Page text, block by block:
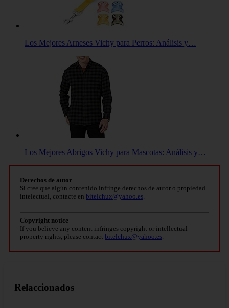
Los Mejores Arneses Vichy para Perros: Análisis y…
Los Mejores Abrigos Vichy para Mascotas: Análisis y…
Derechos de autor
Si cree que algún contenido infringe derechos de autor o propiedad
intelectual, contacte en bitelchux@yahoo.es.
Copyright notice
If you believe any content infringes copyright or intellectual
property rights, please contact bitelchux@yahoo.es.
Relaccionados